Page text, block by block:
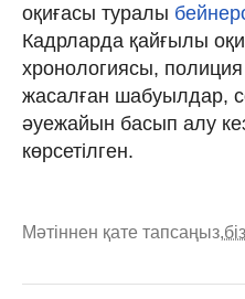
оқиғасы туралы
Кадрларда қайғылы
хронологиясы,
жасалған шабуылдар,
әуежайын басып алу
көрсетілген.
Мәтіннен қате тапсаңыз,